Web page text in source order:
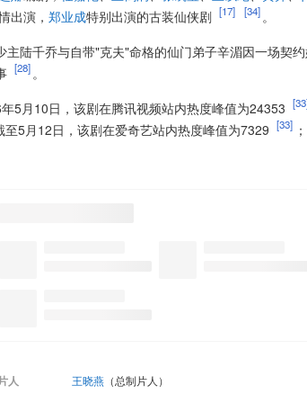
出演， 郑业成特别出演的古装仙侠剧 [17] [34] 。
陆千乔与自带"克夫"命格的仙门弟子辛湄因一场契
[28] 。
5月10日，该剧在腾讯视频站内热度峰值为24353
至5月12日，该剧在爱奇艺站内热度峰值为7329 [33]
人 王晓燕 （总制片人）